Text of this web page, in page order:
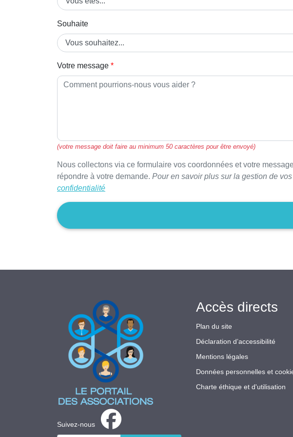
Souhaite
Votre message
(votre message doit faire au minimum 50 caractères pour être envoyé)
Nous collectons via ce formulaire vos coordonnées et votre
répondre à votre demande. Pour en savoir plus sur la gestion de
confidentialité
Suivez-nous
Accès directs
Plan du site
Déclaration d’accessibilité
Mentions légales
Données personnelles et
Charte éthique et d'utilisation